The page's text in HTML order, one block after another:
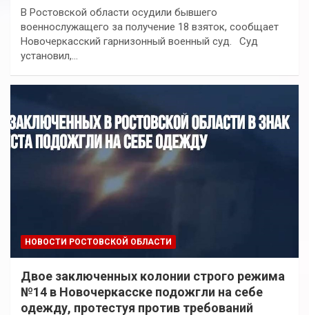
В Ростовской области осудили бывшего
военнослужащего за получение 18 взяток, сообщает
Новочеркасский гарнизонный военный суд.⠀Суд
установил,…
НОВОСТИ РОСТОВСКОЙ ОБЛАСТИ
Двое заключенных колонии строго режима
№14 в Новочеркасске подожгли на себе
одежду, протестуя против требований